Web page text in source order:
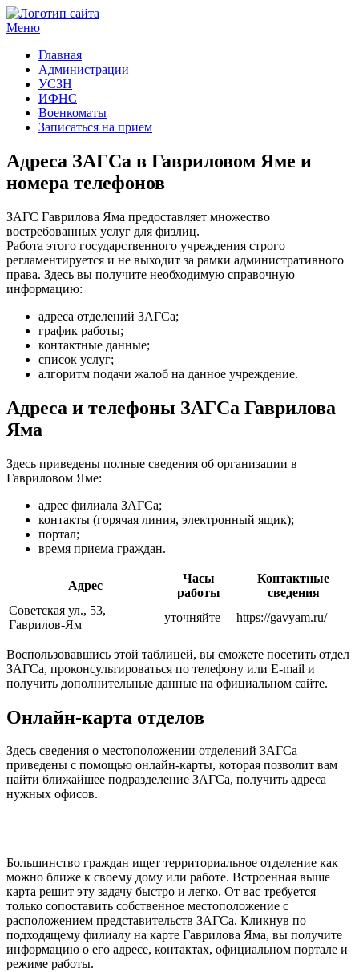
Меню
Главная
Администрации
УСЗН
ИФНС
Военкоматы
Записаться на прием
Адреса ЗАГСа в Гавриловом Яме и
номера телефонов
ЗАГС Гаврилова Яма предоставляет множество
востребованных услуг для физлиц.
Работа этого государственного учреждения строго
регламентируется и не выходит за рамки административного
права. Здесь вы получите необходимую справочную
информацию:
адреса отделений ЗАГСа;
график работы;
контактные данные;
список услуг;
алгоритм подачи жалоб на данное учреждение.
Адреса и телефоны ЗАГСа Гаврилова
Яма
Здесь приведены полные сведения об организации в
Гавриловом Яме:
адрес филиала ЗАГСа;
контакты (горячая линия, электронный ящик);
портал;
время приема граждан.
Адрес
Часы
работы
Контактные
сведения
Советская ул., 53,
Гаврилов-Ям
уточняйте https://gavyam.ru/
Воспользовавшись этой таблицей, вы сможете посетить отдел
ЗАГСа, проконсультироваться по телефону или E-mail и
получить дополнительные данные на официальном сайте.
Онлайн-карта отделов
Здесь сведения о местоположении отделений ЗАГСа
приведены с помощью онлайн-карты, которая позволит вам
найти ближайшее подразделение ЗАГСа, получить адреса
нужных офисов.
Большинство граждан ищет территориальное отделение как
можно ближе к своему дому или работе. Встроенная выше
карта решит эту задачу быстро и легко. От вас требуется
только сопоставить собственное местоположение с
расположением представительств ЗАГСа. Кликнув по
подходящему филиалу на карте Гаврилова Яма, вы получите
информацию о его адресе, контактах, официальном портале и
режиме работы.